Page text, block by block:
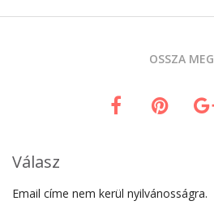
OSSZA MEG
Válasz
Email címe nem kerül nyilvánosságra.